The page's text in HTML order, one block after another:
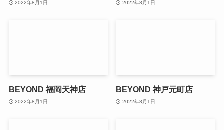
2022年8月1日 2022年8月1日
BEYOND 福岡天神店
2022年8月1日
BEYOND 神戸元町店
2022年8月1日